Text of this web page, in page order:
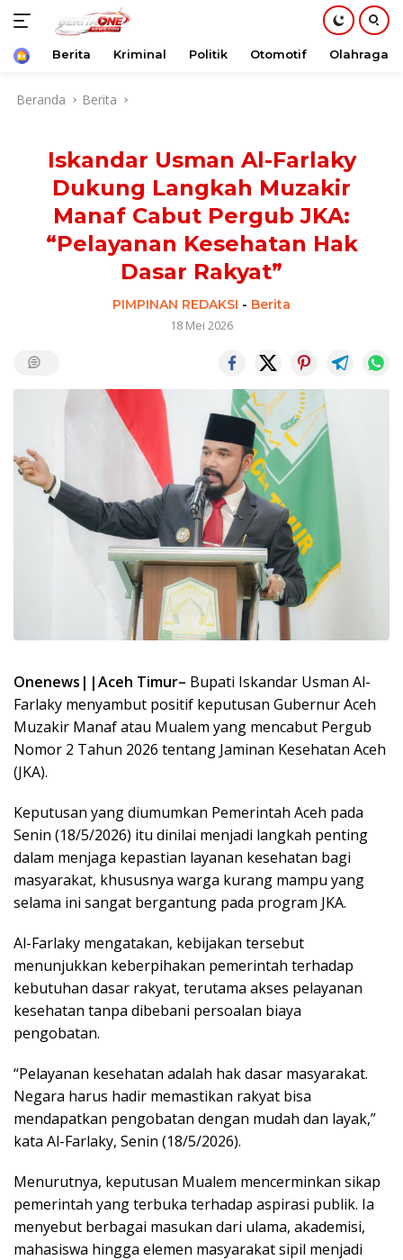
Beranda
Berita Kriminal Politik Otomotif Olahraga
Beranda Berita
Iskandar Usman Al-Farlaky
Dukung Langkah Muzakir
Manaf Cabut Pergub JKA:
“Pelayanan Kesehatan Hak
Dasar Rakyat”
PIMPINAN REDAKSI - Berita
18 Mei 2026
Onenews||Aceh Timur– Bupati Iskandar Usman Al-
Farlaky menyambut positif keputusan Gubernur Aceh
Muzakir Manaf atau Mualem yang mencabut Pergub
Nomor 2 Tahun 2026 tentang Jaminan Kesehatan Aceh
(JKA).
Keputusan yang diumumkan Pemerintah Aceh pada
Senin (18/5/2026) itu dinilai menjadi langkah penting
dalam menjaga kepastian layanan kesehatan bagi
masyarakat, khususnya warga kurang mampu yang
selama ini sangat bergantung pada program JKA.
Al-Farlaky mengatakan, kebijakan tersebut
menunjukkan keberpihakan pemerintah terhadap
kebutuhan dasar rakyat, terutama akses pelayanan
kesehatan tanpa dibebani persoalan biaya
pengobatan.
“Pelayanan kesehatan adalah hak dasar masyarakat.
Negara harus hadir memastikan rakyat bisa
mendapatkan pengobatan dengan mudah dan layak,”
kata Al-Farlaky, Senin (18/5/2026).
Menurutnya, keputusan Mualem mencerminkan sikap
pemerintah yang terbuka terhadap aspirasi publik. Ia
menyebut berbagai masukan dari ulama, akademisi,
mahasiswa hingga elemen masyarakat sipil menjadi